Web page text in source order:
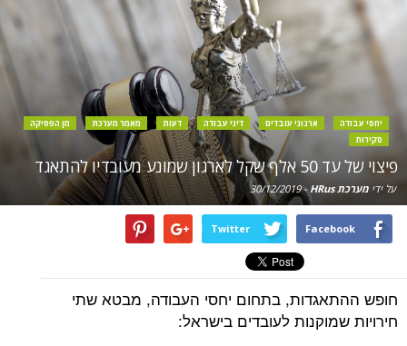
יחסי עבודה ארגוני עובדים דיני עבודה דעות מאמר מערכת
מן הפסיקה
סקירות
פיצוי של עד 50 אלף שקל לארגון שמונע מעובדיו להתאגד
על ידי מערכת HRus -
30/12/2019
Facebook
Twitter
חופש ההתאגדות, בתחום יחסי העבודה, מבטא שתי
חירויות שמוקנות לעובדים בישראל: